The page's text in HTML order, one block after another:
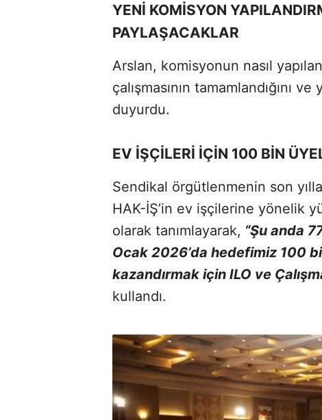
YENİ KOMİSYON
PAYLAŞACAKLAR
Arslan, komisyonun nasıl
çalışmasının tamamlandığını
duyurdu.
EV İŞÇİLERİ İÇİN 100 BİN
Sendikal örgütlenmenin son
HAK-İŞ’in ev işçilerine yönelik
olarak tanımlayarak, “Şu anda
Ocak 2026’da hedefimiz 100
kazandırmak için ILO ve
kullandı.